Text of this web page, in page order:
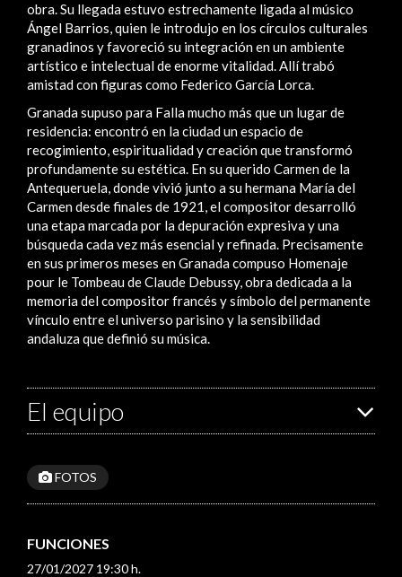
obra. Su llegada estuvo estrechamente ligada al músico
Ángel Barrios, quien le introdujo en los círculos culturales
granadinos y favoreció su integración en un ambiente
artístico e intelectual de enorme vitalidad. Allí trabó
amistad con figuras como Federico García Lorca.
Granada supuso para Falla mucho más que un lugar de
residencia: encontró en la ciudad un espacio de
recogimiento, espiritualidad y creación que transformó
profundamente su estética. En su querido Carmen de la
Antequeruela, donde vivió junto a su hermana María del
Carmen desde finales de 1921, el compositor desarrolló
una etapa marcada por la depuración expresiva y una
búsqueda cada vez más esencial y refinada. Precisamente
en sus primeros meses en Granada compuso Homenaje
pour le Tombeau de Claude Debussy, obra dedicada a la
memoria del compositor francés y símbolo del permanente
vínculo entre el universo parisino y la sensibilidad
andaluza que definió su música.
El equipo
FOTOS
FUNCIONES
27/01/2027 19:30 h.